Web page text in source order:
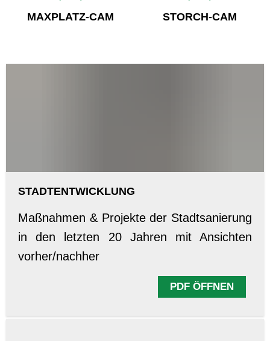
MAXPLATZ-CAM STORCH-CAM
STADTENTWICKLUNG
Maßnahmen & Projekte der Stadtsanierung
in den letzten 20 Jahren mit Ansichten
vorher/nachher
PDF ÖFFNEN